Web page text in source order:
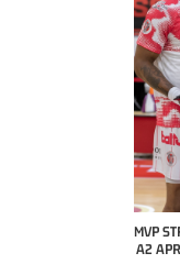
"FRATELLI BERETTA"
'26 - STACY DAVIS (SELLA